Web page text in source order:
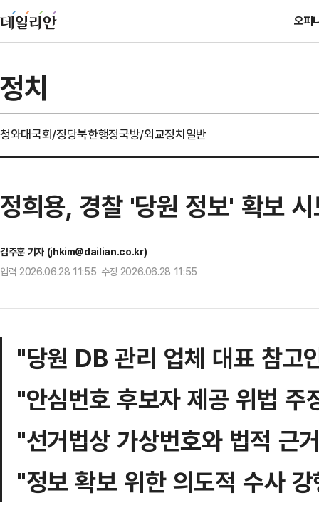
오피
정치
청와대국회/정당북한행정국방/외교정치일반
정희용, 경찰 '당원 정보' 확보
김주훈 기자 (jhkim@dailian.co.kr)
입력 2026.06.28 11:55 수정 2026.06.28 11:55
"당원 DB 관리 업체 대표 참고
"안심번호 후보자 제공 위법 주
"선거법상 가상번호와 법적 근
"정보 확보 위한 의도적 수사